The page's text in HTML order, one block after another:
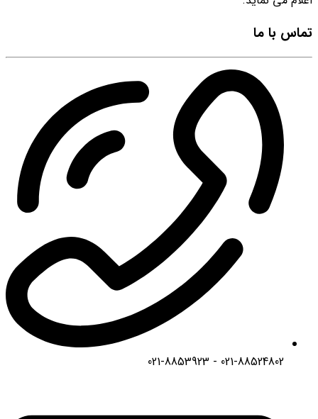
تماس با ما
021-88524802 - 021-8853923